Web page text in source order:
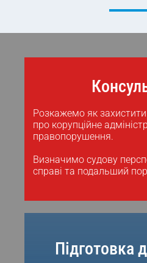
Розкажемо як захистити
про корупційне
правопорушення.
Визначимо судову
справі та подальший
Підготовка